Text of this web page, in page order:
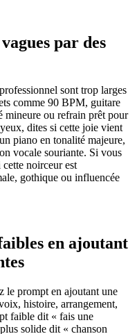
par des
sont trop larges
comme 90 BPM, guitare
mineure ou refrain prêt pour
dites si cette joie vient
piano en tonalité majeure,
vocale souriante. Si vous
noirceur est
gothique ou influencée
en ajoutant
le prompt en ajoutant une
histoire, arrangement,
faible dit « fais une
solide dit « chanson